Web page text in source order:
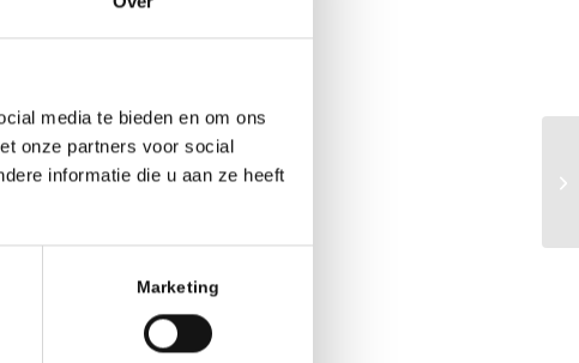
media te bieden en om ons
onze partners voor social
informatie die u aan ze heeft
Marketing
Iozefina Paulet
was om meteen te
echter te
getrokken werd.
Haast een goed
gaf ze onder